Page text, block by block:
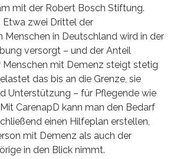
mit der Robert Bosch Stiftung.
Etwa zwei Drittel der
in Deutschland wird in der
versorgt – und der Anteil
mit Demenz steigt stetig
das bis an die Grenze, sie
Unterstützung – für Pflegende wie
CarenapD kann man den Bedarf
einen Hilfeplan erstellen,
mit Demenz als auch der
in den Blick nimmt.